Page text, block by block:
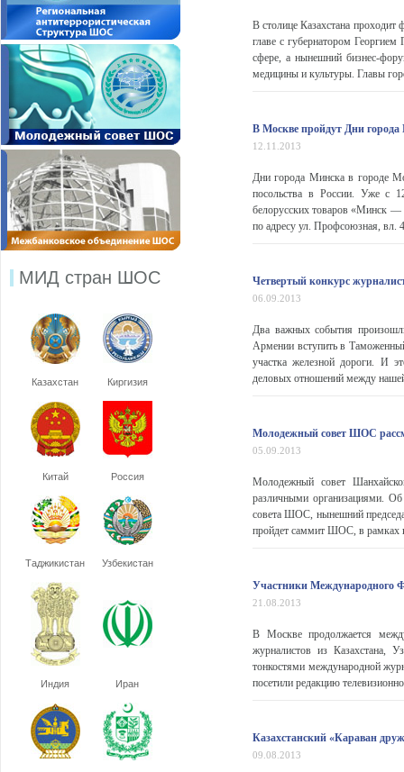
МИД стран ШОС
Казахстан Киргизия
Китай Россия
Таджикистан Узбекистан
Индия Иран
В столице Казахстана
главе с губернатором
сфере, а нынешний бизнес-
медицины и культуры. Главы
В Москве пройдут Дни
12.11.2013
Дни города Минска в городе
посольства в России. Уже с
белорусских товаров «Минск —
по адресу ул. Профсоюзная, вл.
Четвертый конкурс
06.09.2013
Два важных события
Армении вступить в
участка железной дороги. И
деловых отношений между
Молодежный совет ШОС
05.09.2013
Молодежный совет
различными организациями.
совета ШОС, нынешний
пройдет саммит ШОС, в рамках
Участники Международного
21.08.2013
В Москве продолжается
журналистов из Казахстана,
тонкостями международной
посетили редакцию
Казахстанский «Караван
09.08.2013